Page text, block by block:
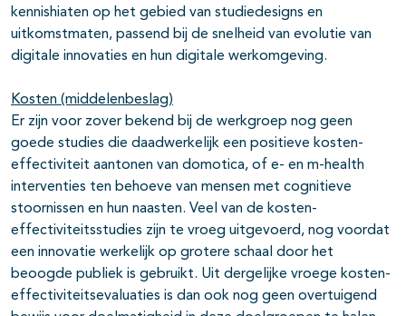
kennishiaten op het gebied van studiedesigns en
uitkomstmaten, passend bij de snelheid van evolutie van
digitale innovaties en hun digitale werkomgeving.
Kosten (middelenbeslag)
Er zijn voor zover bekend bij de werkgroep nog geen
goede studies die daadwerkelijk een positieve kosten-
effectiviteit aantonen van domotica, of e- en m-health
interventies ten behoeve van mensen met cognitieve
stoornissen en hun naasten. Veel van de kosten-
effectiviteitsstudies zijn te vroeg uitgevoerd, nog voordat
een innovatie werkelijk op grotere schaal door het
beoogde publiek is gebruikt. Uit dergelijke vroege kosten-
effectiviteitsevaluaties is dan ook nog geen overtuigend